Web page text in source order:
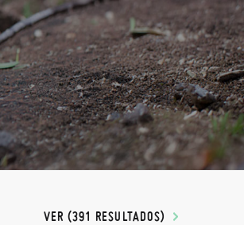
VER (391 RESULTADOS)